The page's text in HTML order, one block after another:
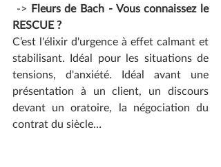
-> Fleurs de Bach - Vous connaissez le
RESCUE ?
C’est l'élixir d'urgence à effet calmant et
stabilisant. Idéal pour les situations de
tensions, d'anxiété. Idéal avant une
présentation à un client, un discours
devant un oratoire, la négociation du
contrat du siècle…